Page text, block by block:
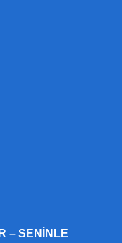
– SENINLE